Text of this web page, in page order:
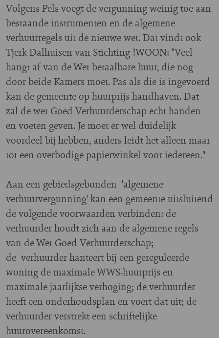
Volgens Pels voegt de vergunning weinig toe aan
bestaande instrumenten en de algemene
verhuurregels uit de nieuwe wet. Dat vindt ook
Tjerk Dalhuisen van Stichting !WOON: "Veel
hangt af van de Wet betaalbare huur, die nog
door beide Kamers moet. Pas als die is ingevoerd
kan de gemeente op huurprijs handhaven. Dat
zal de wet Goed Verhuurderschap echt handen
en voeten geven. Je moet er wel duidelijk
voordeel bij hebben, anders leidt het alleen maar
tot een overbodige papierwinkel voor iedereen."
Aan een gebiedsgebonden 'algemene
verhuurvergunning' kan een gemeente uitsluitend
de volgende voorwaarden verbinden: de
verhuurder houdt zich aan de algemene regels
van de Wet Goed Verhuurderschap;
de verhuurder hanteert bij een gereguleerde
woning de maximale WWS-huurprijs en
maximale jaarlijkse verhoging; de verhuurder
heeft een onderhoudsplan en voert dat uit; de
verhuurder verstrekt een schriftelijke
huurovereenkomst.